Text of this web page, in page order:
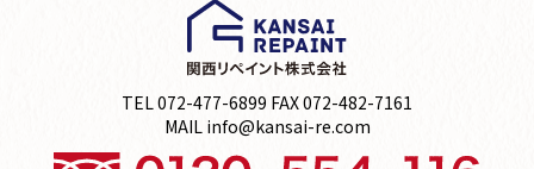
TEL 072-477-6899 FAX 072-482-7161
MAIL info@kansai-re.com